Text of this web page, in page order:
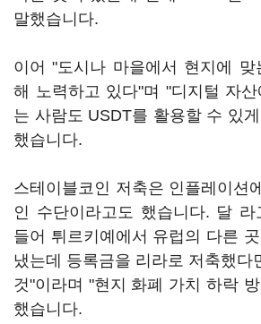
말했습니다.
이어 "도시나 마을에서 현지에 맞
해 노력하고 있다"며 "디지털 자
는 사람도 USDT를 활용할 수 있
했습니다.
스테이블코인 저축은 인플레이션
인 수단이라고도 했습니다. 달
들어 튀르키예에서 유럽의 다른
냈는데 등록금을 리라로 저축했다
것"이라며 "현지 화폐 가치 하락
했습니다.